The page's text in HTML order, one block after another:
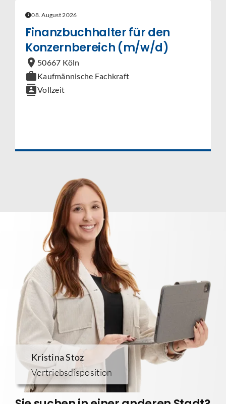
08. August 2026
Finanzbuchhalter für den
Konzernbereich (m/w/d)
location_on 50667 Köln
workKaufmännische Fachkraft
contactsVollzeit
Kristina Stoz
Vertriebsdisposition